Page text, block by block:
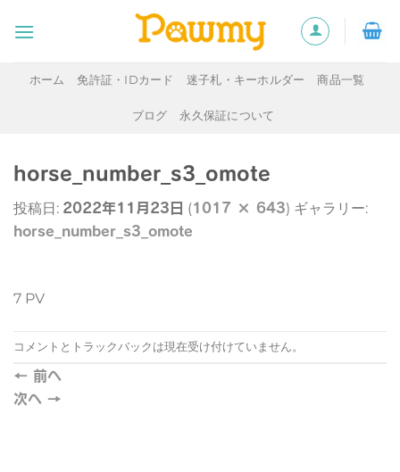
ホーム 免許証・IDカード 迷子札・キーホルダー 商品一覧
ブログ 永久保証について
horse_number_s3_omote
投稿日: 2022年11月23日 (1017 × 643) ギャラリー:
horse_number_s3_omote
7 PV
コメントとトラックバックは現在受け付けていません。
← 前へ
次へ →